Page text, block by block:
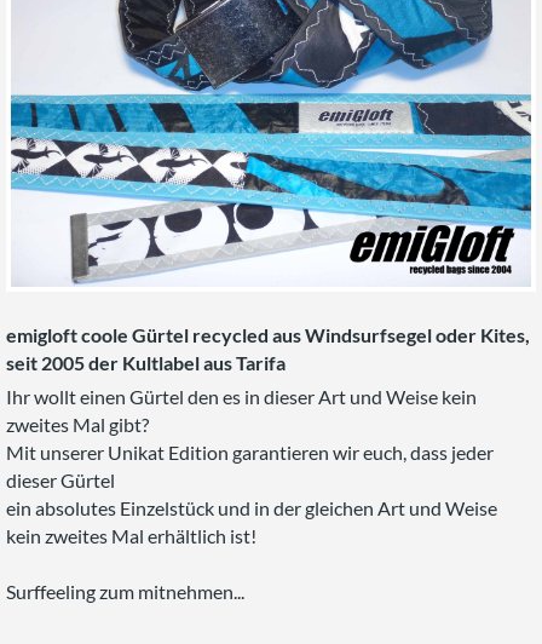
emigloft coole Gürtel recycled aus Windsurfsegel oder Kites,
seit 2005 der Kultlabel aus Tarifa
Ihr wollt einen Gürtel den es in dieser Art und Weise kein
zweites Mal gibt?
Mit unserer Unikat Edition garantieren wir euch, dass jeder
dieser Gürtel
ein absolutes Einzelstück und in der gleichen Art und Weise
kein zweites Mal erhältlich ist!
Surffeeling zum mitnehmen...